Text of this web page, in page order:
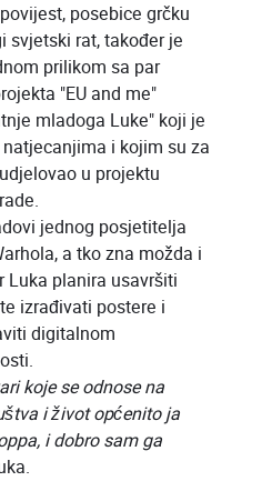
posebice grčku
svjetski rat, također je
prilikom sa par
"EU and me"
mladoga Luke" koji je
i kojim su za
u projektu
jednog posjetitelja
a tko zna možda i
Luka planira usavršiti
izrađivati postere i
digitalnom
koje se odnose na
i život općenito ja
i dobro sam ga